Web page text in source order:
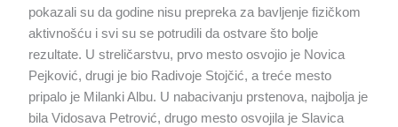
pokazali su da godine nisu prepreka za bavljenje fizičkom
aktivnošću i svi su se potrudili da ostvare što bolje
rezultate. U streličarstvu, prvo mesto osvojio je Novica
Pejković, drugi je bio Radivoje Stojčić, a treće mesto
pripalo je Milanki Albu. U nabacivanju prstenova, najbolja je
bila Vidosava Petrović, drugo mesto osvojila je Slavica